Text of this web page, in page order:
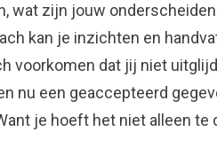
wat zijn jouw
kan je inzichten en
voorkomen dat jij niet
nu een geaccepteerd
je hoeft het niet alleen te